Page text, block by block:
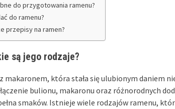
do przygotowania ramenu?
do ramenu?
przepisy na ramen?
są jego rodzaje?
makaronem, która stała się ulubionym daniem
bulionu, makaronu oraz różnorodnych
smaków. Istnieje wiele rodzajów ramenu,